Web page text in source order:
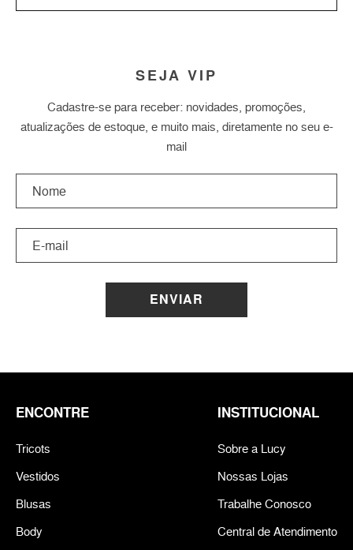
SEJA VIP
Cadastre-se para receber: novidades, promoções,
atualizações de estoque, e muito mais, diretamente no seu e-
mail
ENVIAR
ENCONTRE
Tricots
Vestidos
Blusas
Body
INSTITUCIONAL
Sobre a Lucy
Nossas Lojas
Trabalhe Conosco
Central de Atendimento